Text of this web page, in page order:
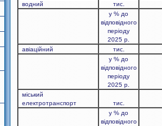
водний
тис.
у % до
відповідного
періоду
2025 р.
авіаційний
тис.
у % до
відповідного
періоду
2025 р.
міський
електротранспорт
тис.
у % до
відповідного